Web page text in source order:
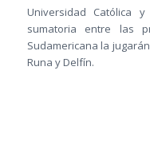
Universidad Católica
sumatoria entre las
Sudamericana la
Runa y Delfín.